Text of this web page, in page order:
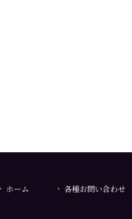
ホーム 各種お問い合わせ